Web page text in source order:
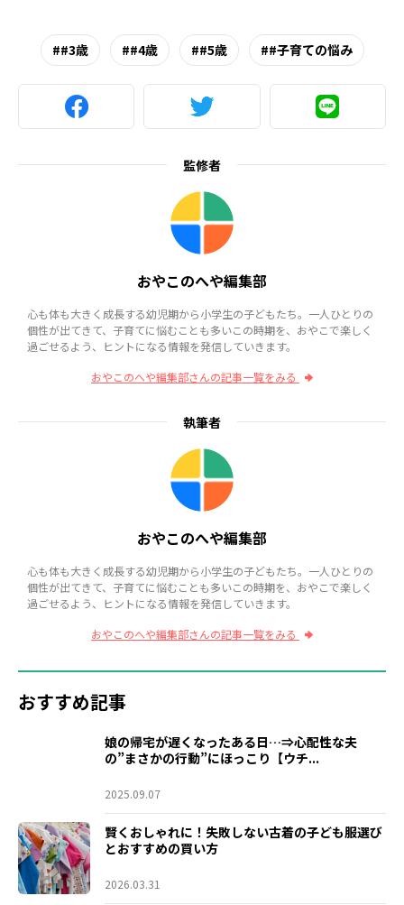
#3歳 #4歳 #5歳 #子育ての悩み
監修者
おやこのへや編集部
心も体も大きく成長する幼児期から小学生の子どもたち。一人ひとりの
個性が出てきて、子育てに悩むことも多いこの時期を、おやこで楽しく
過ごせるよう、ヒントになる情報を発信していきます。
おやこのへや編集部さんの記事一覧をみる
執筆者
おやこのへや編集部
心も体も大きく成長する幼児期から小学生の子どもたち。一人ひとりの
個性が出てきて、子育てに悩むことも多いこの時期を、おやこで楽しく
過ごせるよう、ヒントになる情報を発信していきます。
おやこのへや編集部さんの記事一覧をみる
おすすめ記事
娘の帰宅が遅くなったある日…⇒心配性な夫
の”まさかの行動”にほっこり【ウチ...
2025.09.07
賢くおしゃれに！失敗しない古着の子ども服選び
とおすすめの買い方
2026.03.31